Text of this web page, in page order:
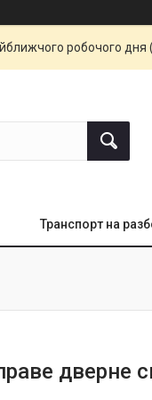
робочого дня
Транспорт на
дверне